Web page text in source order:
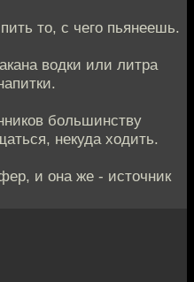
то, с чего пьянеешь.
водки или литра
большинству
некуда ходить.
и она же - источник